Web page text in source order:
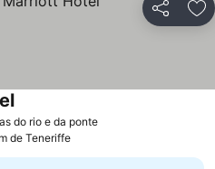
Partilhar
do rio e da ponte
de Teneriffe